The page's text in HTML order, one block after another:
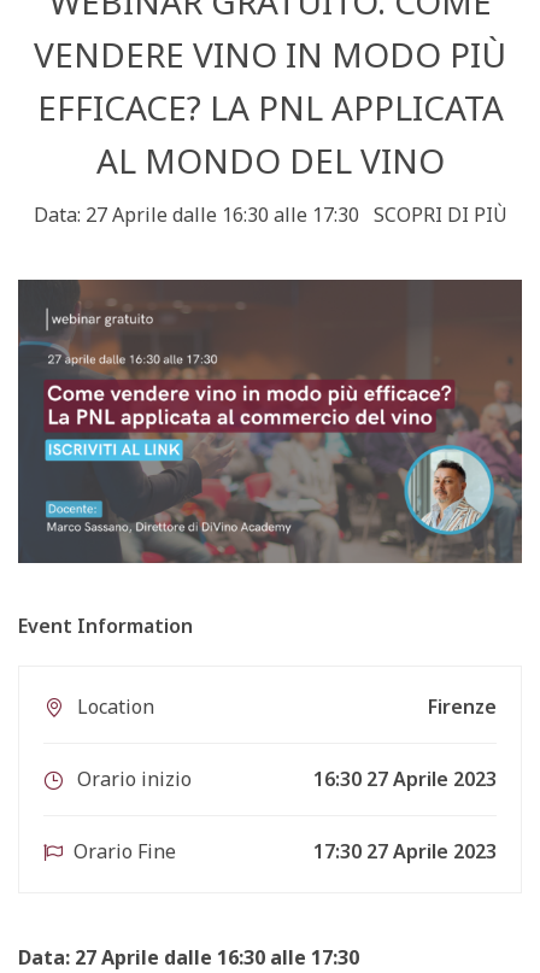
VENDERE VINO IN MODO PIÙ
EFFICACE? LA PNL APPLICATA
AL MONDO DEL VINO
Data: 27 Aprile dalle 16:30 alle 17:30 SCOPRI DI PIÙ
Event Information
Location Firenze
Orario inizio 16:30 27 Aprile 2023
Orario Fine 17:30 27 Aprile 2023
Data: 27 Aprile dalle 16:30 alle 17:30